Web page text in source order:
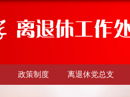
政策制度 离退休党总支